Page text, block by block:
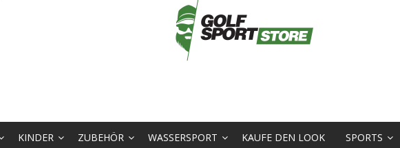
KINDER ZUBEHÖR WASSERSPORT KAUFE DEN LOOK SPORTS